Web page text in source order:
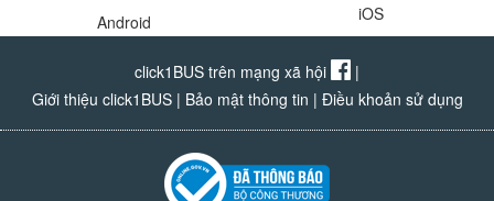
Android iOS
click1BUS trên mạng xã hội
|
Giới thiệu click1BUS| Bảo mật thông tin | Điều khoản sử dụng